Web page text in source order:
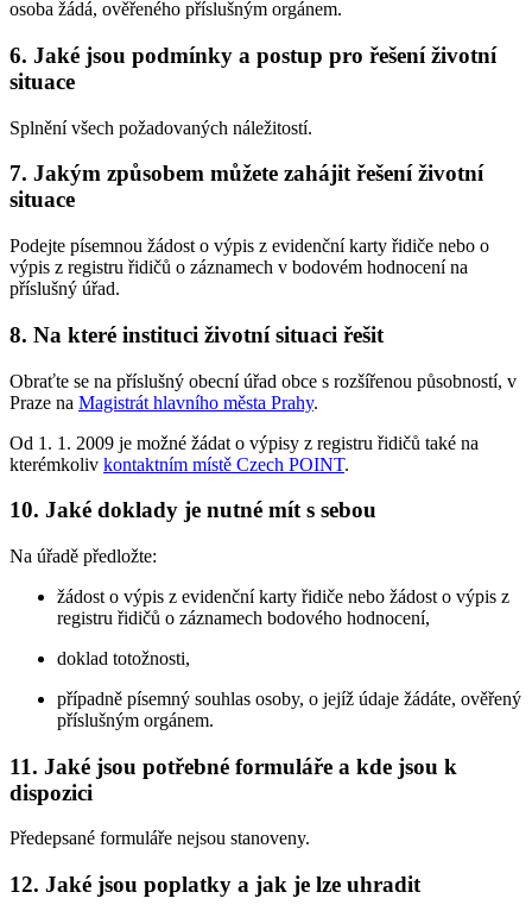
osoba žádá, ověřeného příslušným orgánem.
6. Jaké jsou podmínky a postup pro řešení životní
situace
Splnění všech požadovaných náležitostí.
7. Jakým způsobem můžete zahájit řešení životní
situace
Podejte písemnou žádost o výpis z evidenční karty řidiče nebo o
výpis z registru řidičů o záznamech v bodovém hodnocení na
příslušný úřad.
8. Na které instituci životní situaci řešit
Obraťte se na příslušný obecní úřad obce s rozšířenou působností, v
Praze na Magistrát hlavního města Prahy.
Od 1. 1. 2009 je možné žádat o výpisy z registru řidičů také na
kterémkoliv kontaktním místě Czech POINT.
10. Jaké doklady je nutné mít s sebou
Na úřadě předložte:
žádost o výpis z evidenční karty řidiče nebo žádost o výpis z
registru řidičů o záznamech bodového hodnocení,
doklad totožnosti,
případně písemný souhlas osoby, o jejíž údaje žádáte, ověřený
příslušným orgánem.
11. Jaké jsou potřebné formuláře a kde jsou k
dispozici
Předepsané formuláře nejsou stanoveny.
12. Jaké jsou poplatky a jak je lze uhradit